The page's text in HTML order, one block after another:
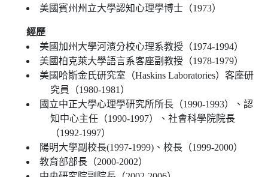
美國賓州州立大學認知心理學博士（1973）
經歷
美國加州大學河濱分校心理系教授（1974-1994）
美國柏克萊大學語言系客座副教授（1978-1979）
美國哈斯金氏研究室（Haskins Laboratories）客座研
究員（1980-1981）
國立中正大學心理學研究所所長（1990-1993）、認
知中心主任（1990-1997）、社會科學院院長
（1992-1997）
陽明大學副校長(1997-1999)、校長（1999-2000）
教育部部長（2000-2002）